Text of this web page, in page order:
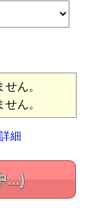
ん。
ん。
詳細
...)